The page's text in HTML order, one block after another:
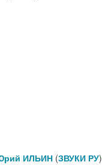
ИЛЬИН (ЗВУКИ РУ)